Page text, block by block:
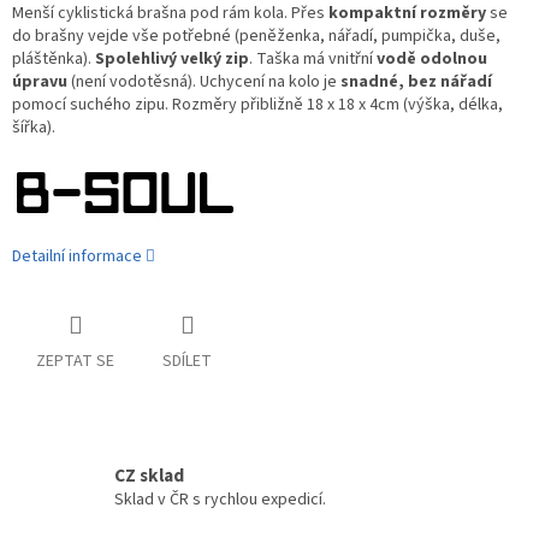
Menší cyklistická brašna pod rám kola. Přes kompaktní rozměryse
do brašny vejde vše potřebné (peněženka, nářadí, pumpička, duše,
pláštěnka). Spolehlivý velký zip. Taška má vnitřnívodě odolnou
úpravu (není vodotěsná). Uchycení na kolo je snadné, bez nářadí
pomocí suchého zipu. Rozměry přibližně 18 x 18 x 4cm (výška, délka,
šířka).
Detailní informace
ZEPTAT SE SDÍLET
CZ sklad
Sklad v ČR s rychlou expedicí.